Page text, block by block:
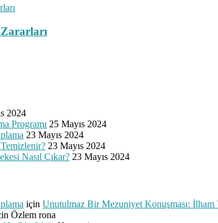
Zararları
2024
Programı 25 Mayıs 2024
23 Mayıs 2024
23 Mayıs 2024
Nasıl Çıkar? 23 Mayıs 2024
için Unutulmaz Bir Mezuniyet Konuşması:
Özlem rona